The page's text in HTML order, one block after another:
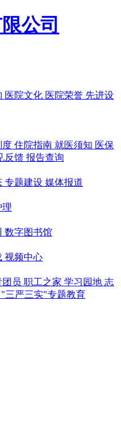
医院文化 医院荣誉 先进设
度 住院指南 就医须知 医保
反馈 报告查询
专题建设 媒体报道
理
数字图书馆
视频中心
团员 职工之家 学习园地 志
"三严三实"专题教育